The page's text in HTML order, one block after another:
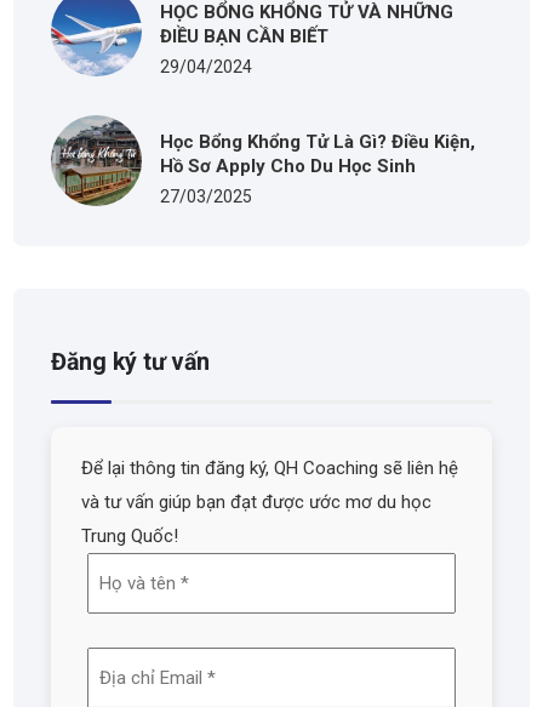
HỌC BỔNG KHỔNG TỬ VÀ NHỮNG
ĐIỀU BẠN CẦN BIẾT
29/04/2024
Học Bổng Khổng Tử Là Gì? Điều Kiện,
Hồ Sơ Apply Cho Du Học Sinh
27/03/2025
Đăng ký tư vấn
Để lại thông tin đăng ký, QH Coaching sẽ liên hệ
và tư vấn giúp bạn đạt được ước mơ du học
Trung Quốc!
tên
(Required)